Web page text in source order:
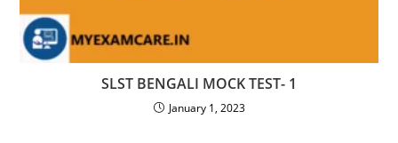
SLST BENGALI MOCK TEST- 1
January 1, 2023